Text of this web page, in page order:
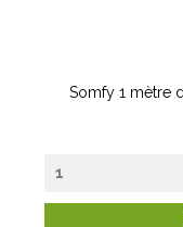
Somfy 1 mètre